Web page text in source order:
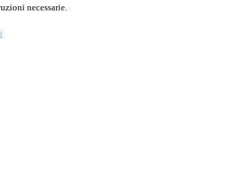
necessarie.